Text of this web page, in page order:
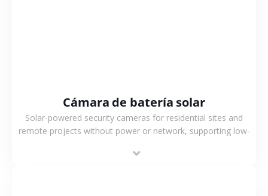
Cámara de batería solar
Solar-powered security cameras for residential sites and
remote projects without power or network, supporting low-
monitoring.